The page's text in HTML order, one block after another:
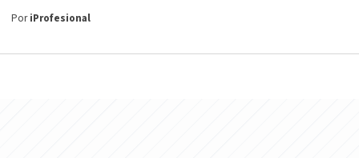
PoriProfesional